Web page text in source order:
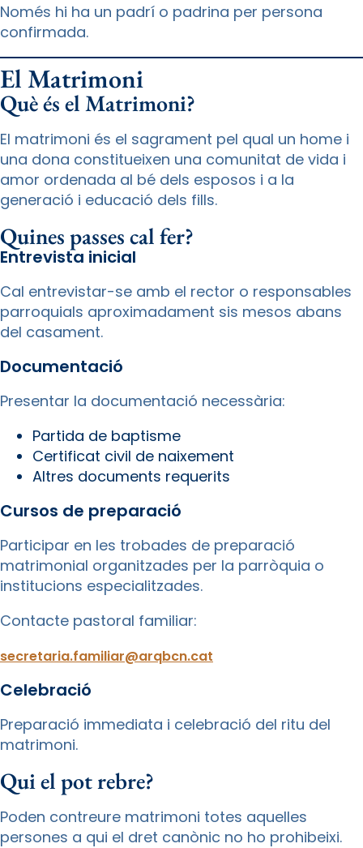
Només hi ha un padrí o padrina per persona
confirmada.
El Matrimoni
Què és el Matrimoni?
El matrimoni és el sagrament pel qual un home i
una dona constitueixen una comunitat de vida i
amor ordenada al bé dels esposos i a la
generació i educació dels fills.
Quines passes cal fer?
Entrevista inicial
Cal entrevistar-se amb el rector o responsables
parroquials aproximadament sis mesos abans
del casament.
Documentació
Presentar la documentació necessària:
Partida de baptisme
Certificat civil de naixement
Altres documents requerits
Cursos de preparació
Participar en les trobades de preparació
matrimonial organitzades per la parròquia o
institucions especialitzades.
Contacte pastoral familiar:
secretaria.familiar@arqbcn.cat
Celebració
Preparació immediata i celebració del ritu del
matrimoni.
Qui el pot rebre?
Poden contreure matrimoni totes aquelles
persones a qui el dret canònic no ho prohibeixi.